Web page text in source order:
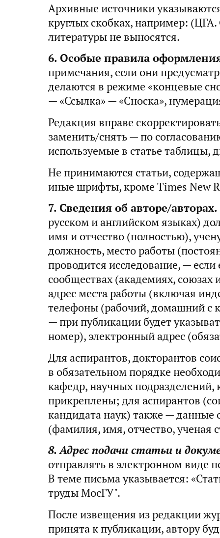
Архивные источники
круглых скобках, например:
литературы не выносятся.
6. Особые правила
примечания, если они
делаются в режиме «концевые
— «Ссылка» — «Сноска»,
Редакция вправе
заменить/снять — по
используемые в статье таблицы,
Не принимаются статьи,
иные шрифты, кроме Times New
7. Сведения об авторе/авторах.
русском и английском языках)
имя и отчество (полностью),
должность, место работы
проводится исследование, —
сообществах (академиях,
адрес места работы (включая
телефоны (рабочий, домашний с
— при публикации будет
номер), электронный адрес
Для аспирантов, докторантов
в обязательном порядке
кафедр, научных
прикреплены; для аспирантов
кандидата наук) также — данные
(фамилия, имя, отчество, ученая
8. Адрес подачи статьи и
отправлять в электронном виде
В теме письма указывается:
труды МосГУ".
После извещения из редакции
принята к публикации, автору